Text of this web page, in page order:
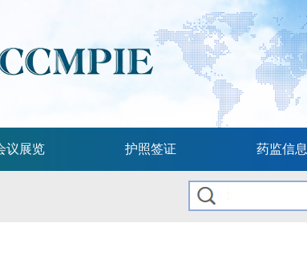
议展览 护照签证 药监信息